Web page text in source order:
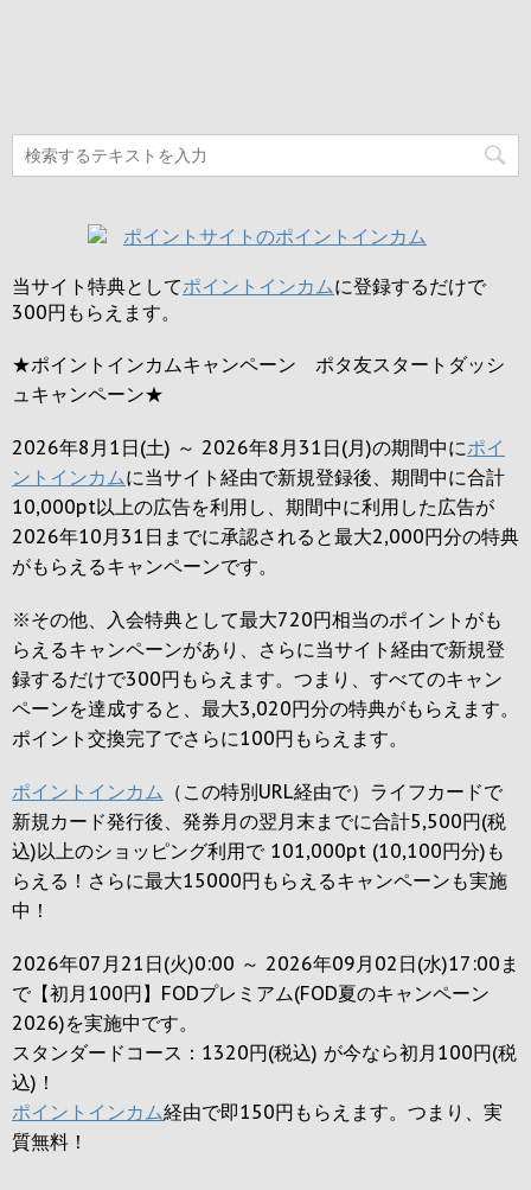
当サイト特典としてポイントインカムに登録するだけで
300円 もらえます。
★ポイントインカムキャンペーン ポタ友スタートダッシ
ュキャンペーン★
2026年8月1日(土) ～ 2026年8月31日(月)の期間中にポイ
ントインカムに当サイト経由で新規登録後、期間中に合計
10,000pt以上の広告を利用し、期間中に利用した広告が
2026年10月31日までに承認されると最大2,000円分の特典
がもらえるキャンペーンです。
※その他、入会特典として最大720円相当のポイントがも
らえるキャンペーンがあり、さらに当サイト経由で新規登
録するだけで300円 もらえます。つまり、すべてのキャン
ペーンを達成すると、最大3,020円分の特典がもらえます。
ポイント交換完了でさらに100円 もらえます。
ポイントインカム （この特別URL経由で）ライフカードで
新規カード発行後、発券月の翌月末までに合計5,500円(税
込)以上のショッピング利用で 101,000pt (10,100円分)も
らえる！さらに最大15000円もらえるキャンペーンも実施
中！
2026年07月21日(火)0:00 ～ 2026年09月02日(水)17:00ま
で【初月100円】FODプレミアム(FOD夏のキャンペーン
2026)を実施中です。
スタンダードコース：1320円(税込) が今なら初月100円(税
込)！
ポイントインカム経由で即150円もらえます。つまり、実
質無料！